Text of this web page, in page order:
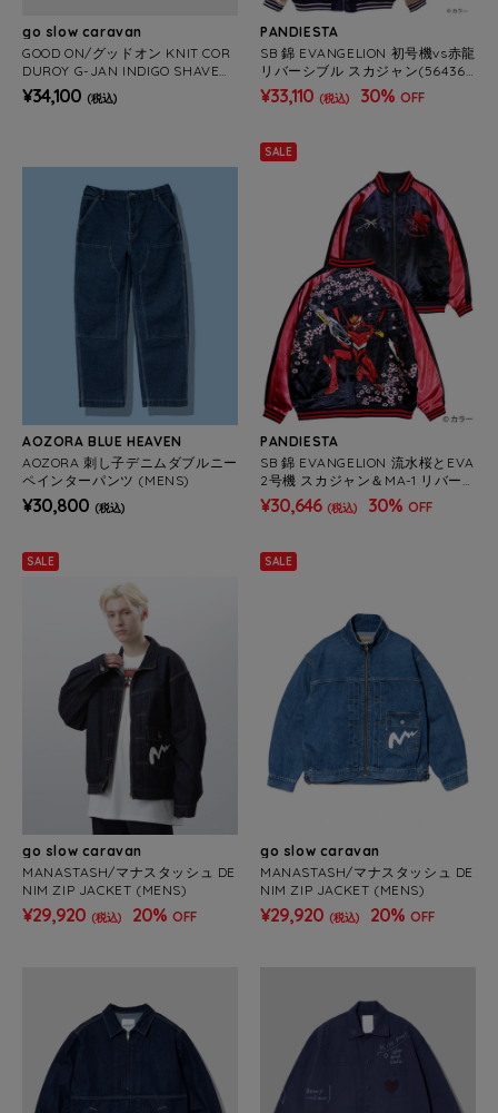
go slow caravan
GOOD ON/グッドオン KNIT COR
DUROY G-JAN INDIGO SHAVE
(MENS)
¥34,100 (税込)
PANDIESTA
SB 錦 EVANGELION 初号機vs赤龍
リバーシブル スカジャン(564366
MENS)
¥33,110 (税込) 30% OFF
AOZORA BLUE HEAVEN
AOZORA 刺し子デニムダブルニー
ペインターパンツ (MENS)
¥30,800 (税込)
SALE
PANDIESTA
SB 錦 EVANGELION 流水桜とEVA
2号機 スカジャン＆MA-1 リバー
シブル ブルゾン レッド(595351
MENS/WOMENS)
¥30,646 (税込) 30% OFF
SALE
go slow caravan
MANASTASH/マナスタッシュ DE
NIM ZIP JACKET (MENS)
¥29,920 (税込) 20% OFF
SALE
go slow caravan
MANASTASH/マナスタッシュ DE
NIM ZIP JACKET (MENS)
¥29,920 (税込) 20% OFF